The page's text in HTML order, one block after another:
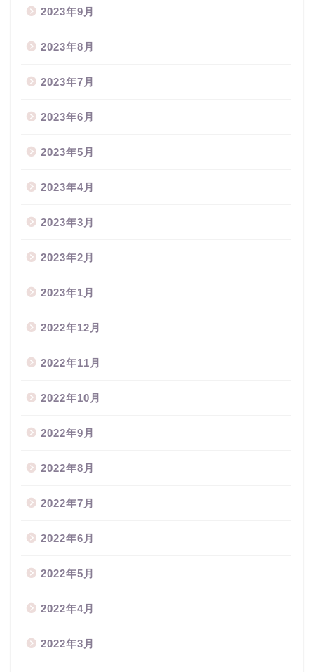
2023年9月
2023年8月
2023年7月
2023年6月
2023年5月
2023年4月
2023年3月
2023年2月
2023年1月
2022年12月
2022年11月
2022年10月
2022年9月
2022年8月
2022年7月
2022年6月
2022年5月
2022年4月
2022年3月